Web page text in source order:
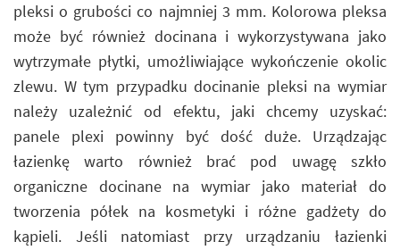
pleksi o grubości co najmniej 3 mm. Kolorowa pleksa
może być również docinana i wykorzystywana jako
wytrzymałe płytki, umożliwiające wykończenie okolic
zlewu. W tym przypadku docinanie pleksi na wymiar
należy uzależnić od efektu, jaki chcemy uzyskać:
panele plexi powinny być dość duże. Urządzając
łazienkę warto również brać pod uwagę szkło
organiczne docinane na wymiar jako materiał do
tworzenia półek na kosmetyki i różne gadżety do
kąpieli. Jeśli natomiast przy urządzaniu łazienki